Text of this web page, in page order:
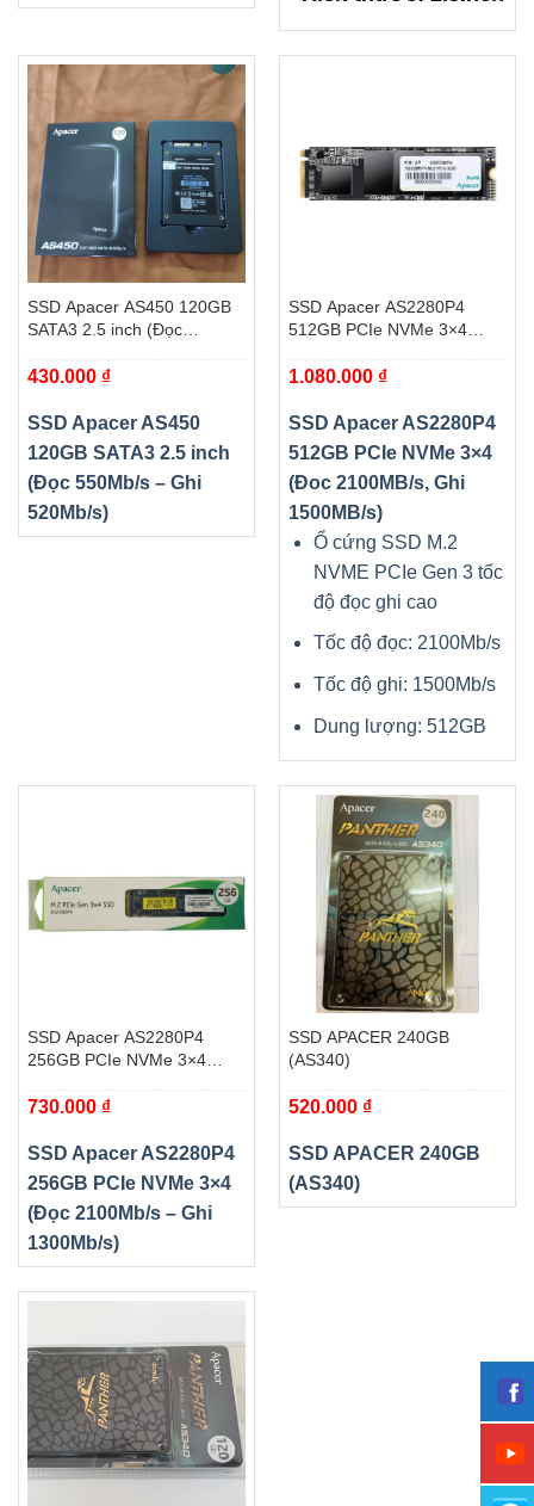
SSD Apacer AS450 120GB
SATA3 2.5 inch (Đọc
430.000 ₫
SSD Apacer AS450
120GB SATA3 2.5 inch
(Đọc 550Mb/s – Ghi
520Mb/s)
SSD Apacer AS2280P4
512GB PCIe NVMe 3×4
1500MB/s)
1.080.000 ₫
SSD Apacer AS2280P4
512GB PCIe NVMe 3×4
(Đoc 2100MB/s, Ghi
1500MB/s)
Ổ cứng SSD M.2
NVME PCIe Gen 3 tốc
độ đọc ghi cao
Tốc độ đọc: 2100Mb/s
Tốc độ ghi: 1500Mb/s
Dung lượng: 512GB
SSD Apacer AS2280P4
256GB PCIe NVMe 3×4
1300Mb/s)
730.000 ₫
SSD Apacer AS2280P4
256GB PCIe NVMe 3×4
(Đọc 2100Mb/s – Ghi
1300Mb/s)
SSD APACER 240GB
(AS340)
520.000 ₫
SSD APACER 240GB
(AS340)